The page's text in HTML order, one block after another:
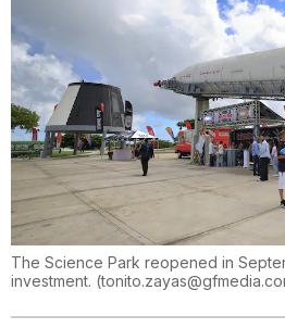
The Science Park reopened in
investment. (